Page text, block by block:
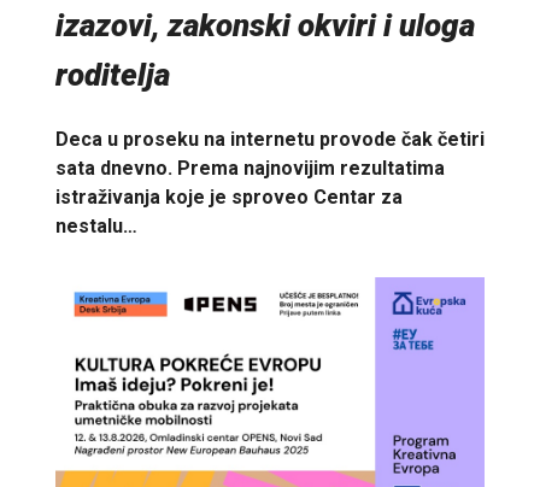
izazovi, zakonski okviri i uloga
roditelja
Deca u proseku na internetu provode čak četiri
sata dnevno. Prema najnovijim rezultatima
istraživanja koje je sproveo Centar za
nestalu…